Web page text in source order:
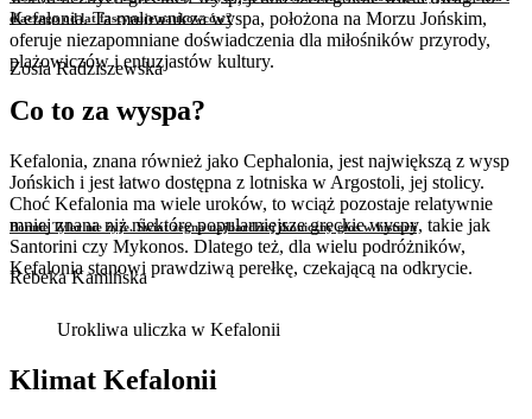
dlaczego od lat fascynuje naukowców?
Zosia Radziszewska
Bonnie Tyler nie żyje. Świat żegna najbardziej ikoniczny głos w historii
Rebeka Kamińska
Kefalonia. Ta malownicza wyspa, położona na Morzu Jońskim,
oferuje niezapomniane doświadczenia dla miłośników przyrody,
plażowiczów i entuzjastów kultury.
Co to za wyspa?
Kefalonia, znana również jako Cephalonia, jest największą z wysp
Jońskich i jest łatwo dostępna z lotniska w Argostoli, jej stolicy.
Choć Kefalonia ma wiele uroków, to wciąż pozostaje relatywnie
mniej znana niż niektóre popularniejsze greckie wyspy, takie jak
Santorini czy Mykonos. Dlatego też, dla wielu podróżników,
Kefalonia stanowi prawdziwą perełkę, czekającą na odkrycie.
Urokliwa uliczka w Kefalonii
Klimat Kefalonii